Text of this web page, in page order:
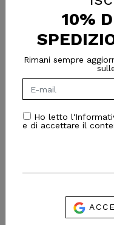
10%
Rimani sempre
Ho letto
e di accettare il